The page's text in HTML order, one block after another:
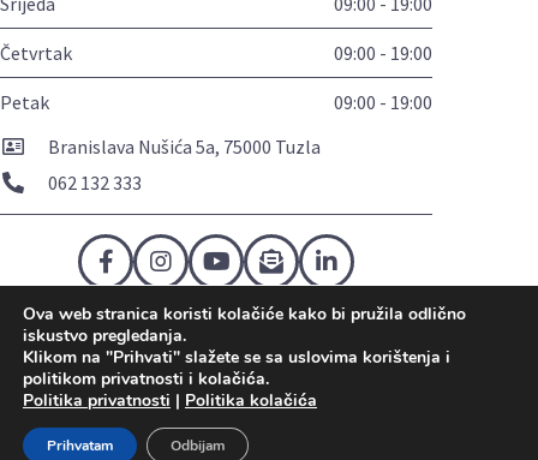
Četvrtak 09:00 - 19:00
Petak
09:00 - 19:00
Branislava Nušića 5a, 75000 Tuzla
062 132 333
Politika privatnostiPolitika kolačićaUslovi korištenja
Mapa sajta
Ova web stranica koristi kolačiće kako bi pružila odlično
iskustvo pregledanja.
Klikom na "Prihvati" slažete se sa uslovima korištenja i
politikom privatnosti i kolačića.
Politika privatnosti | Politika kolačića
Prihvatam Odbijam